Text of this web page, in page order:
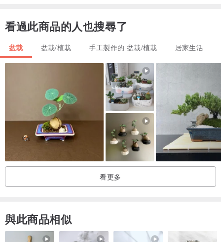
滿花苞、開花中 花期長
長勢很強，開花性極佳
通常秋冬為盛花期，一朵花7~10天，花苞多
圖1~7，拍攝日 2026 6/4
素材｜日本盆栽菊、姬木賊、縞蔓穗、小葉斑葉柾木、苔丘
日本縞蔓穗冬日落葉，初春來葉時會夾帶花苞(圖9)
襯淺水盤輕鬆養護，隨箱附上養護說明卡
實現指尖上的花庭
看過此商品的人也搜尋了
盆栽 盆栽/植栽 手工製作的 盆栽/植栽 居家生活
看更多
與此商品相似